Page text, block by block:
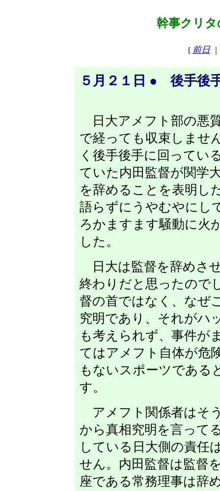
幹事クリタ
[ 前日
５月２１日 ● 後手後
日大アメフト部の悪
で経っても収束しませ
く後手後手に回ってい
ていた内田監督が関学
を辞めることを表明し
語らずにうやむやにし
ろかますます騒動に火
した。
日大は監督を辞めさ
終わりだと思ったので
督の首ではなく、なぜ
究明であり、それがハ
も考えられず、事件が
てはアメフト自体が危
もないスポーツである
す。
アメフト関係者はそ
から真相究明を言って
している日大側の責任
せん。内田監督は監督
座である常務理事は辞